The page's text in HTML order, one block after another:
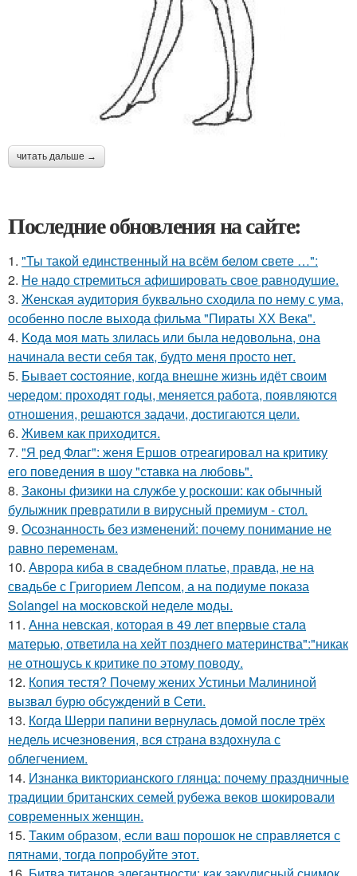
читать дальше →
Последние обновления на сайте:
1. "Ты такой единственный на всём белом свете …":
2. Hе надо стремиться афишировать свое равнодушие.
3. Женская аудитория буквально сходила по нему с ума,
особенно после выхода фильма "Пираты ХХ Века".
4. Koда моя мать злилась или была недовольна, она
начинала вести себя так, будто меня просто нет.
5. Бывaeт coстояние, когда внешне жизнь идёт своим
чередом: проходят годы, меняется работа, появляются
отношения, решаются задачи, достигаются цели.
6. Живeм как приходится.
7. "Я ред Флаг": женя Ершов отреагировал на критику
его поведения в шоу "ставка на любовь".
8. Законы физики на службе у роскоши: как обычный
булыжник превратили в вирусный премиум - стол.
9. Осознанность без изменений: почему понимание не
равно переменам.
10. Аврора киба в свадебном платье, правда, не на
свадьбе с Григорием Лепсом, а на подиуме показа
Solangel на московской неделе моды.
11. Анна невская, которая в 49 лет впервые стала
матерью, ответила на хейт позднего материнства":"никак
не отношусь к критике по этому поводу.
12. Копия тестя? Почему жених Устиньи Малининой
вызвал бурю обсуждений в Сети.
13. Когда Шерри папини вернулась домой после трёх
недель исчезновения, вся страна вздохнула с
облегчением.
14. Изнанка викторианского глянца: почему праздничные
традиции британских семей рубежа веков шокировали
современных женщин.
15. Таким образом, если ваш порошок не справляется с
пятнами, тогда попробуйте этот.